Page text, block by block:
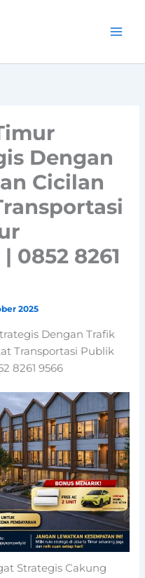
Dengan
Cicilan
0852 8261
2025
Dengan Trafik
Transportasi Publik
8261 9566
Strategis Cakung